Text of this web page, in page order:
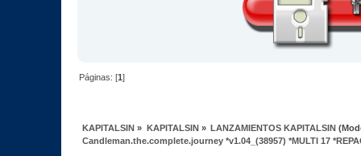
Páginas: [1]
KAPITALSIN » KAPITALSIN » LANZAMIENTOS KAPITALSIN
Candleman.the.complete.journey *v1.04_(38957) *MULTI 17